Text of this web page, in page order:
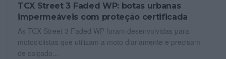
TCX Street 3 Faded WP: botas urbanas
impermeáveis com proteção certificada
As TCX Street 3 Faded WP foram desenvolvidas para
motociclistas que utilizam a moto diariamente e precisam
de calçado...